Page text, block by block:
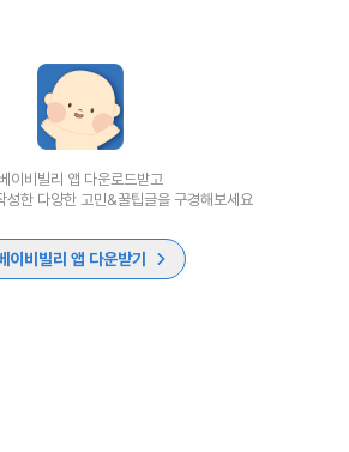
베이비빌리 앱 다운로드받고
성한 다양한 고민&꿀팁글을 구경해보세요
이비빌리 앱 다운받기